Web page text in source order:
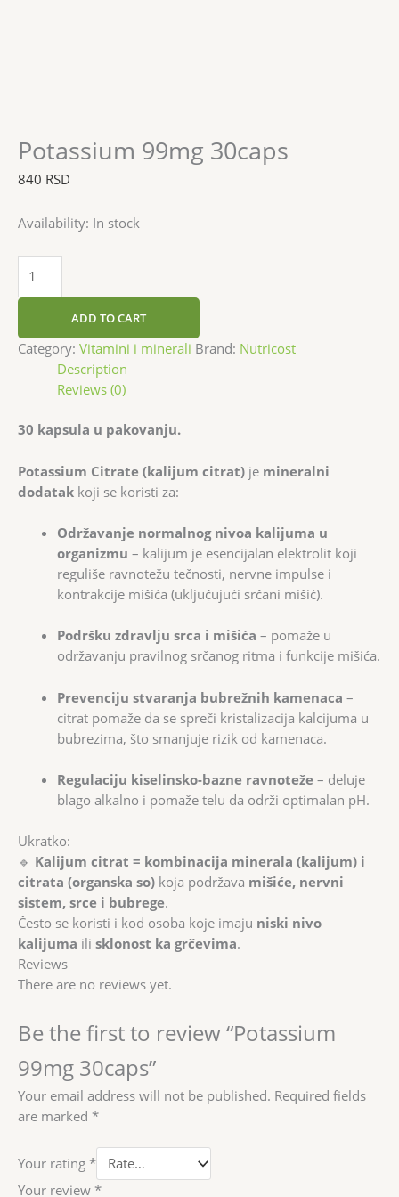
Potassium 99mg 30caps
840 RSD
Availability: In stock
ADD TO CART
Category: Vitamini i minerali Brand: Nutricost
Description
Reviews (0)
30 kapsula u pakovanju.
Potassium Citrate (kalijum citrat) je mineralni
dodatak koji se koristi za:
Održavanje normalnog nivoa kalijuma u
organizmu – kalijum je esencijalan elektrolit koji
reguliše ravnotežu tečnosti, nervne impulse i
kontrakcije mišića (uključujući srčani mišić).
Podršku zdravlju srca i mišića – pomaže u
održavanju pravilnog srčanog ritma i funkcije mišića.
Prevenciju stvaranja bubrežnih kamenaca –
citrat pomaže da se spreči kristalizacija kalcijuma u
bubrezima, što smanjuje rizik od kamenaca.
Regulaciju kiselinsko-bazne ravnoteže– deluje
blago alkalno i pomaže telu da održi optimalan pH.
Ukratko:
🔹 Kalijum citrat = kombinacija minerala (kalijum) i
citrata (organska so) koja podržava mišiće, nervni
sistem, srce i bubrege.
Često se koristi i kod osoba koje imaju niski nivo
kalijuma ili sklonost ka grčevima.
Reviews
There are no reviews yet.
Be the first to review “Potassium
99mg 30caps”
Your email address will not be published. Required fields
are marked *
Your rating *
Your review *